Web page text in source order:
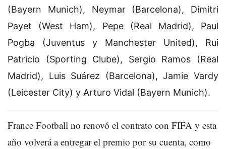
(Bayern Munich), Neymar (Barcelona), Dimitri
Payet (West Ham), Pepe (Real Madrid), Paul
Pogba (Juventus y Manchester United), Rui
Patricio (Sporting Clube), Sergio Ramos (Real
Madrid), Luis Suárez (Barcelona), Jamie Vardy
(Leicester City) y Arturo Vidal (Bayern Munich).
France Football no renovó el contrato con FIFA y esta
año volverá a entregar el premio por su cuenta, como